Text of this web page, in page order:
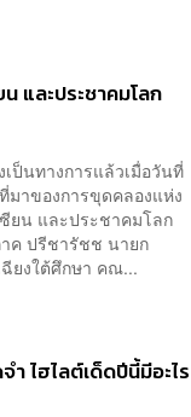
และประชาคมโลก
ป็นทางการแล้วเมื่อวันที่
มาของการขุดคลองแห่ง
ยน และประชาคมโลก
ค ปรีชารัชช นายก
ยงใต้ศึกษา คณ...
ไฮไลต์เด็ดปีนี้มีอะไร